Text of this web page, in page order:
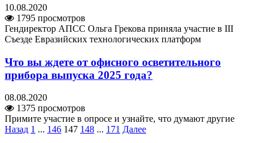
10.08.2020
1795 просмотров
Гендиректор АПСС Ольга Грекова приняла участие в III
Съезде Евразийских технологических платформ
Что вы ждете от офисного осветительного
прибора выпуска 2025 года?
08.08.2020
1375 просмотров
Примите участие в опросе и узнайте, что думают другие
Назад 1 ... 146 147 148 ... 171 Далее